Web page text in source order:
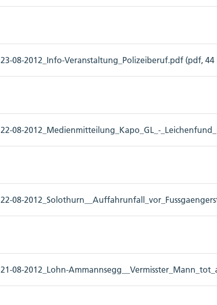
23-08-2012_Info-Veranstaltung_Polizeiberuf.pdf (pdf, 44
22-08-2012_Medienmitteilung_Kapo_GL_-
22-08-
21-08-2012_Lohn-